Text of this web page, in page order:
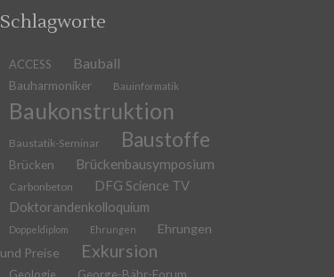
Schlagworte
ACCESS Bauball
Bauharmoniker Bauinformatik
Baukonstruktion
Baustatik-Seminar Baustoffe
Brücken Brückenbausymposium
Carbonbeton
DFG Science TV
Doktorandenkolloquium
Doppeldiplom Ehrungen
Ehrungen
und Preise
Exkursion
Geologie George-Bähr-Forum